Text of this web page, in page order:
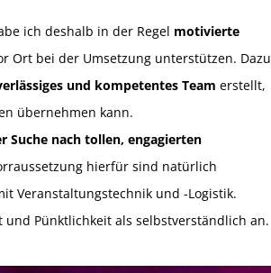
ich deshalb in der Regel motivierte
Ort bei der Umsetzung unterstützen. Dazu
und kompetentes Team erstellt,
übernehmen kann.
Suche nach tollen, engagierten
hierfür sind natürlich
Veranstaltungstechnik und -Logistik.
und Pünktlichkeit als selbstverständlich an.